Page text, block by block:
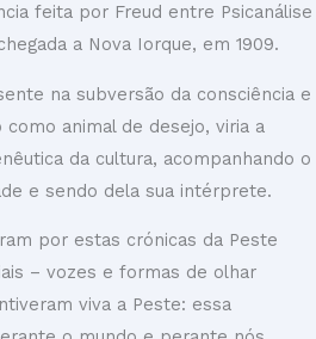
feita por Freud entre Psicanálise
a Nova Iorque, em 1909.
na subversão da consciência e
animal de desejo, viria a
da cultura, acompanhando o
e sendo dela sua intérprete.
por estas crónicas da Peste
– vozes e formas de olhar
viva a Peste: essa